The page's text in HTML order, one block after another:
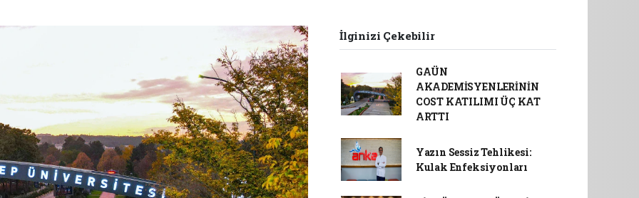
İlginizi Çekebilir
GAÜN
AKADEMİSYENLERİNİN
COST KATILIMI ÜÇ KAT
ARTTI
Yazın Sessiz Tehlikesi:
Kulak Enfeksiyonları